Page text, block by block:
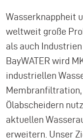
Wasserknappheit
weltweit große
als auch
BayWATER wird
industriellen
Membranfiltration,
Ölabscheidern
aktuellen
erweitern. Unser